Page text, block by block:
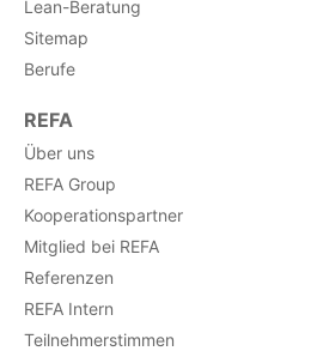
Lean-Beratung
Sitemap
Berufe
REFA
Über uns
REFA Group
Kooperationspartner
Mitglied bei REFA
Referenzen
REFA Intern
Teilnehmerstimmen